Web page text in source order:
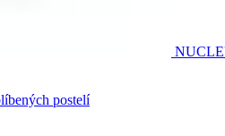
postelí